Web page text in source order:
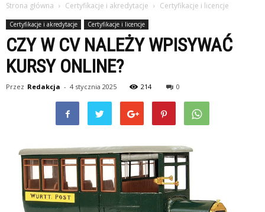
Strona główna Certyfikacje i akredytacje Certyfikacje i licencje
Certyfikacje i akredytacje Certyfikacje i licencje
CZY W CV NALEŻY WPISYWAĆ
KURSY ONLINE?
Przez Redakcja - 4 stycznia 2025 214 0